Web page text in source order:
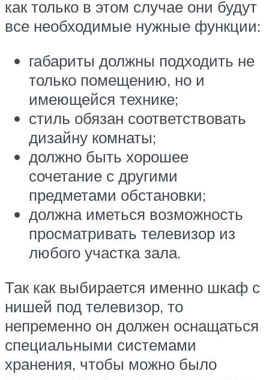
как только в этом случае они будут
все необходимые нужные функции:
габариты должны подходить не
только помещению, но и
имеющейся технике;
стиль обязан соответствовать
дизайну комнаты;
должно быть хорошее
сочетание с другими
предметами обстановки;
должна иметься возможность
просматривать телевизор из
любого участка зала.
Так как выбирается именно шкаф с
нишей под телевизор, то
непременно он должен оснащаться
специальными системами
хранения, чтобы можно было